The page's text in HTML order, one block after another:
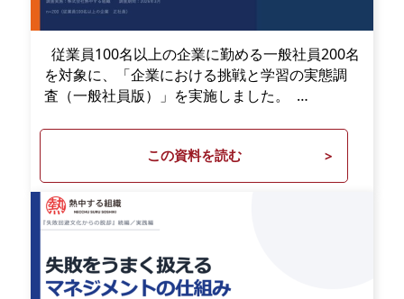
従業員100名以上の企業に勤める一般社員200名
を対象に、「企業における挑戦と学習の実態調
査（一般社員版）」を実施しました。 …
この資料を読む